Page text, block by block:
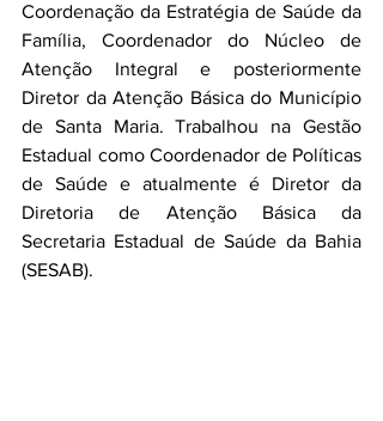
Coordenação da Estratégia de Saúde da
Família, Coordenador do Núcleo de
Atenção Integral e posteriormente
Diretor da Atenção Básica do Município
de Santa Maria. Trabalhou na Gestão
Estadual como Coordenador de Políticas
de Saúde e atualmente é Diretor da
Diretoria de Atenção Básica da
Secretaria Estadual de Saúde da Bahia
(SESAB).